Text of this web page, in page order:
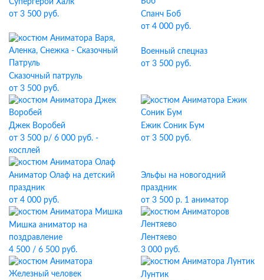
от 3 500 руб.
Спанч Боб
от 4 000 руб.
Сказочный патруль
от 3 500 руб.
Военный спецназ
от 3 500 руб.
Джек Воробей
от 3 500 р/ 6 000 руб. -
косплей
Ежик Соник Бум
от 3 500 руб.
Аниматор Олаф на детский
праздник
от 4 000 руб.
Эльфы на новогодний
праздник
от 3 500 р. 1 аниматор
Мишка аниматор на
поздравление
4 500 / 6 500 руб.
Лентяево
3 000 руб.
Лунтик